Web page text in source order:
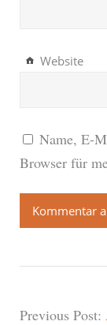
Website
Name, E-
Browser für
Previous Post: